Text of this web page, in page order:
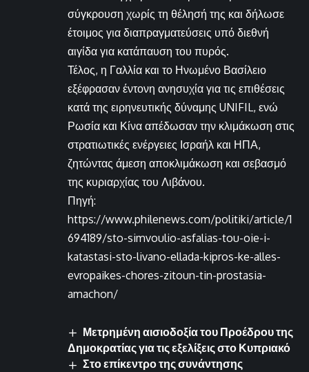
σύγκρουση χωρίς τη θέλησή της και δήλωσε
έτοιμος για διαπραγματεύσεις υπό διεθνή
αιγίδα για κατάπαυση του πυρός.
Τέλος, η Γαλλία και το Ηνωμένο Βασίλειο
εξέφρασαν έντονη ανησυχία για τις επιθέσεις
κατά της ειρηνευτικής δύναμης UNIFIL, ενώ
Ρωσία και Κίνα απέδωσαν την κλιμάκωση στις
στρατιωτικές ενέργειες Ισραήλ και ΗΠΑ,
ζητώντας άμεση αποκλιμάκωση και σεβασμό
της κυριαρχίας του Λιβάνου.
Πηγή:
https://www.philenews.com/politiki/article/1
694189/sto-simvoulio-asfalias-tou-oie-i-
katastasi-sto-livano-ellada-kipros-ke-alles-
evropaikes-chores-zitoun-tin-prostasia-
amachon/
Μετρημένη αισιοδοξία του Προέδρου της
Δημοκρατίας για τις εξελίξεις στο Κυπριακό
Στο επίκεντρο της συνάντησης